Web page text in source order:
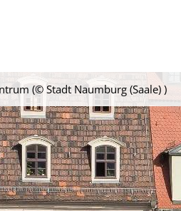
(© Stadt Naumburg (Saale) )